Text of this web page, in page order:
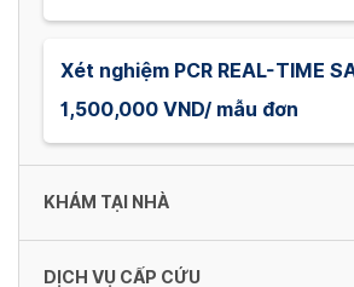
Xét nghiệm PCR REAL-TIME
1,500,000 VND/ mẫu đơn
KHÁM TẠI NHÀ
DỊCH VỤ CẤP CỨU